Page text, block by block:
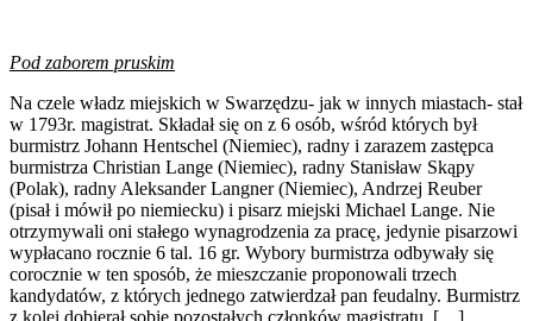
Pod zaborem pruskim
Na czele władz miejskich w Swarzędzu- jak w innych miastach- stał
w 1793r. magistrat. Składał się on z 6 osób, wśród których był
burmistrz Johann Hentschel (Niemiec), radny i zarazem zastępca
burmistrza Christian Lange (Niemiec), radny Stanisław Skąpy
(Polak), radny Aleksander Langner (Niemiec), Andrzej Reuber
(pisał i mówił po niemiecku) i pisarz miejski Michael Lange. Nie
otrzymywali oni stałego wynagrodzenia za pracę, jedynie pisarzowi
wypłacano rocznie 6 tal. 16 gr. Wybory burmistrza odbywały się
corocznie w ten sposób, że mieszczanie proponowali trzech
kandydatów, z których jednego zatwierdzał pan feudalny. Burmistrz
z kolei dobierał sobie pozostałych członków magistratu. […]